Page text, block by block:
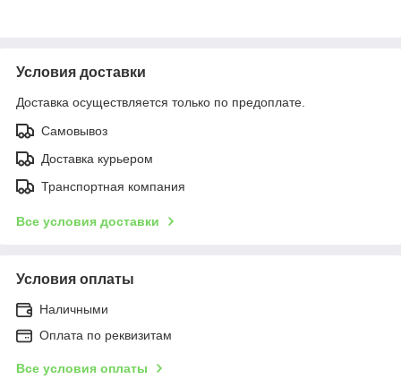
Условия доставки
Доставка осуществляется только по предоплате.
Самовывоз
Доставка курьером
Транспортная компания
Все условия доставки
Условия оплаты
Наличными
Оплата по реквизитам
Все условия оплаты